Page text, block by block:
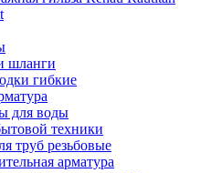
шланги
гибкие
для воды
техники
труб резьбовые
арматура